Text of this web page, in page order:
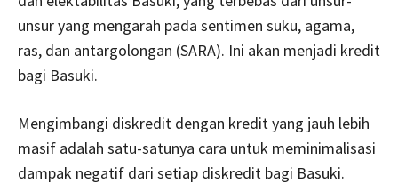
unsur yang mengarah pada sentimen suku, agama,
ras, dan antargolongan (SARA). Ini akan menjadi kredit
bagi Basuki.
Mengimbangi diskredit dengan kredit yang jauh lebih
masif adalah satu-satunya cara untuk meminimalisasi
dampak negatif dari setiap diskredit bagi Basuki.